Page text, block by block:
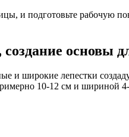
и подготовьте рабочую
основы
и широкие лепестки
10-12 см и шириной